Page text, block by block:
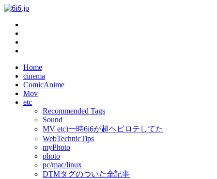
Home
cinema
ComicAnime
Mov
etc
Recommended Tags
Sound
MV etc)一時6i6が超ヘビロテしてた
WebTechnicTips
myPhoto
photo
pc/mac/linux
DTMタグのついた全記事